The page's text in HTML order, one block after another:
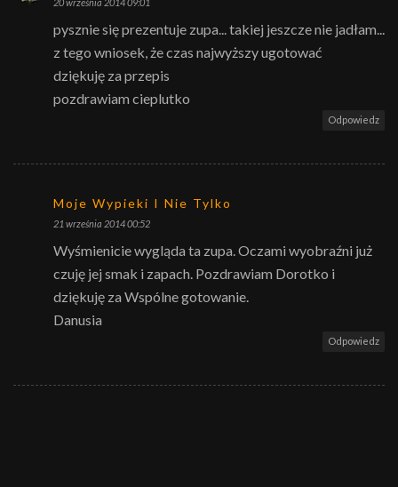
pysznie się prezentuje zupa... takiej jeszcze nie jadłam...
z tego wniosek, że czas najwyższy ugotować
dziękuję za przepis
pozdrawiam cieplutko
Odpowiedz
Moje Wypieki I Nie Tylko
21 września 2014 00:52
Wyśmienicie wygląda ta zupa. Oczami wyobraźni już
czuję jej smak i zapach. Pozdrawiam Dorotko i
dziękuję za Wspólne gotowanie.
Danusia
Odpowiedz